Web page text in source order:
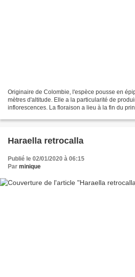
Originaire de Colombie, l'espèce pousse en
mètres d'altitude. Elle a la particularité de
inflorescences. La floraison a lieu à la fin du
Haraella retrocalla
Publié le 02/01/2020 à 06:15
Par minique